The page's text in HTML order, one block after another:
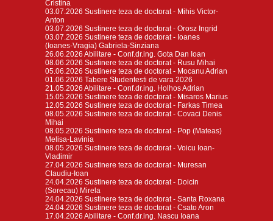
Cristina
03.07.2026 Sustinere teza de doctorat - Mihis Victor-
Anton
03.07.2026 Sustinere teza de doctorat - Orosz Ingrid
03.07.2026 Sustinere teza de doctorat - Ioanes
(Ioanes-Vragia) Gabriela-Sinziana
26.06.2026 Abilitare - Conf.dr.ing. Gota Dan Ioan
08.06.2026 Sustinere teza de doctorat - Rusu Mihai
05.06.2026 Sustinere teza de doctorat - Mocanu Adrian
01.06.2026 Tabere Studentesti de vara 2026
21.05.2026 Abilitare - Conf.dr.ing. Holhos Adrian
15.05.2026 Sustinere teza de doctorat - Misaros Marius
12.05.2026 Sustinere teza de doctorat - Farkas Timea
08.05.2026 Sustinere teza de doctorat - Covaci Denis
Mihai
08.05.2026 Sustinere teza de doctorat - Pop (Mateas)
Melisa-Lavinia
08.05.2026 Sustinere teza de doctorat - Voicu Ioan-
Vladimir
27.04.2026 Sustinere teza de doctorat - Muresan
Claudiu-Ioan
24.04.2026 Sustinere teza de doctorat - Doicin
(Sorecau) Mirela
24.04.2026 Sustinere teza de doctorat - Santa Roxana
24.04.2026 Sustinere teza de doctorat - Csato Aron
17.04.2026 Abilitare - Conf.dr.ing. Nascu Ioana